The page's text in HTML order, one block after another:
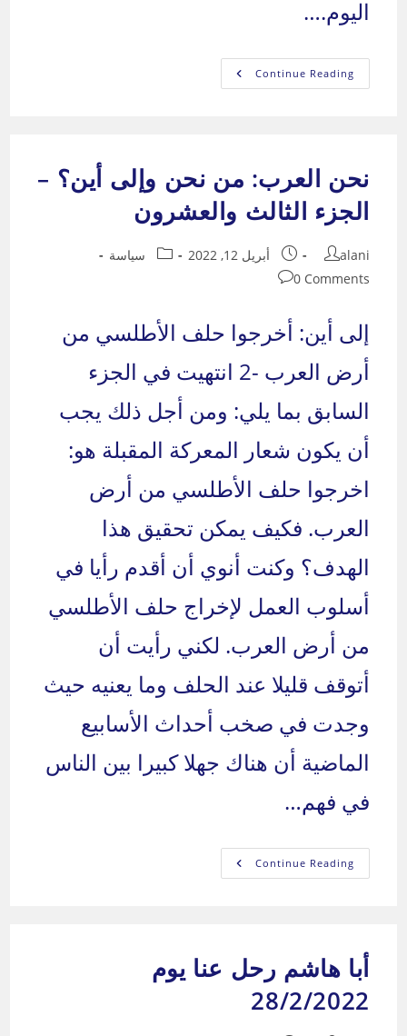
اليوم.…
Continue Readingنحن
العرب:
الرابع
والعشرون
نحن العرب: من نحن وإلى أين؟ –
الجزء الثالث والعشرون
Post
author:
alani
Post
published:
أبريل 12, 2022
Post
سياسة
Post
0 Comments
إلى أين: أخرجوا حلف الأطلسي من
أرض العرب -2 انتهيت في الجزء
السابق بما يلي: ومن أجل ذلك يجب
أن يكون شعار المعركة المقبلة هو:
اخرجوا حلف الأطلسي من أرض
العرب. فكيف يمكن تحقيق هذا
الهدف؟ وكنت أنوي أن أقدم رأيا في
أسلوب العمل لإخراج حلف الأطلسي
من أرض العرب. لكني رأيت أن
أتوقف قليلا عند الحلف وما يعنيه حيث
وجدت في صخب أحداث الأسابيع
الماضية أن هناك جهلا كبيرا بين الناس
في فهم…
Continue Readingنحن
العرب:
الثالث
والعشرون
أبا هاشم رحل عنا يوم
28/2/2022